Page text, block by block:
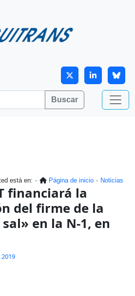
Buscar
está en: Página de inicio Noticias
financiará la
del firme de la
en la N-1, en